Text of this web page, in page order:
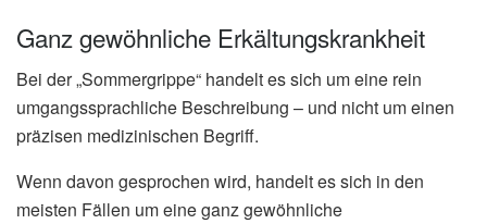
Ganz gewöhnliche Erkältungskrankheit
Bei der „Sommergrippe“ handelt es sich um eine rein
umgangssprachliche Beschreibung – und nicht um einen
präzisen medizinischen Begriff.
Wenn davon gesprochen wird, handelt es sich in den
meisten Fällen um eine ganz gewöhnliche